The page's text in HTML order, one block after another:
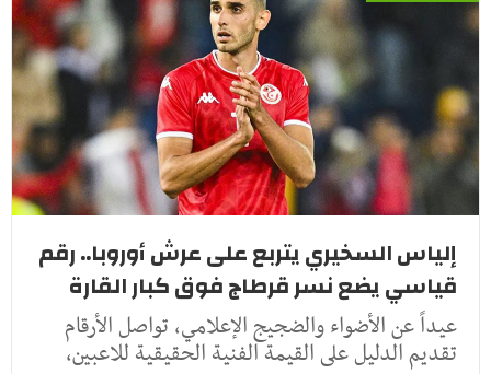
إلياس السخيري يتربع على عرش أوروبا.. رقم
قياسي يضع نسر قرطاج فوق كبار القارة
عيداً عن الأضواء والضجيج الإعلامي، تواصل الأرقام
تقديم الدليل على القيمة الفنية الحقيقية للاعبين،